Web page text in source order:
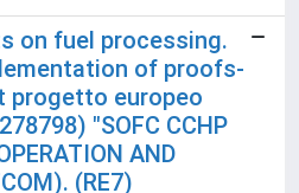
on fuel processing.
of proofs-
progetto europeo
"SOFC CCHP
AND
(RE7)